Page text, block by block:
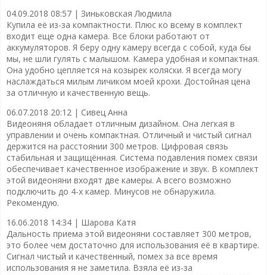
04.09.2018 08:57 | Зиньковская Людмила
Купила её из-за компактности. Плюс ко всему в комплект
входит еще одна камера. Все блоки работают от
аккумуляторов. Я беру одну камеру всегда с собой, куда бы
мы, не шли гулять с малышом. Камера удобная и компактная.
Она удобно цепляется на козырек коляски. Я всегда могу
наслаждаться милым личиком моей крохи. Достойная цена
за отличную и качественную вещь.
06.07.2018 20:12 | Сивец Анна
Видеоняня обладает отличным дизайном. Она легкая в
управлении и очень компактная. Отличный и чистый сигнал
держится на расстоянии 300 метров. Цифровая связь
стабильная и защищённая. Система подавления помех связи
обеспечивает качественное изображение и звук. В комплект
этой видеоняни входят две камеры. А всего возможно
подключить до 4-х камер. Минусов не обнаружила.
Рекомендую.
16.06.2018 14:34 | Шарова Катя
Дальность приема этой видеоняни составляет 300 метров,
это более чем достаточно для использования её в квартире.
Сигнал чистый и качественный, помех за все время
использования я не заметила. Взяла её из-за